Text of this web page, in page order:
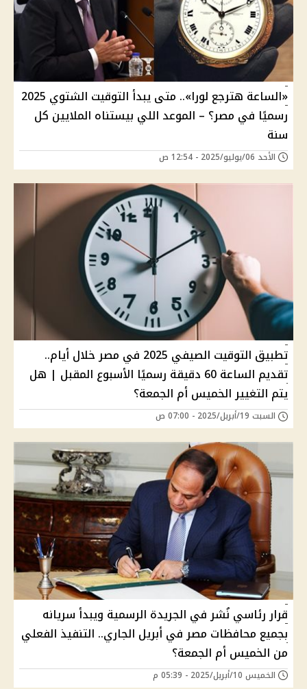
«الساعة هترجع لورا».. متى يبدأ التوقيت الشتوي 2025
رسميًا في مصر؟ – الموعد اللي بيستناه الملايين كل
سنة
الأحد 06/يوليو/2025 - 12:54 ص
تطبيق التوقيت الصيفي 2025 في مصر خلال أيام..
تقديم الساعة 60 دقيقة رسميًا الأسبوع المقبل | هل
يتم التغيير الخميس أم الجمعة؟
السبت 19/أبريل/2025 - 07:00 ص
قرار رئاسي نُشر في الجريدة الرسمية ويبدأ سريانه
بجميع محافظات مصر في أبريل الجاري.. التنفيذ الفعلي
من الخميس أم الجمعة؟
الخميس 10/أبريل/2025 - 05:39 م